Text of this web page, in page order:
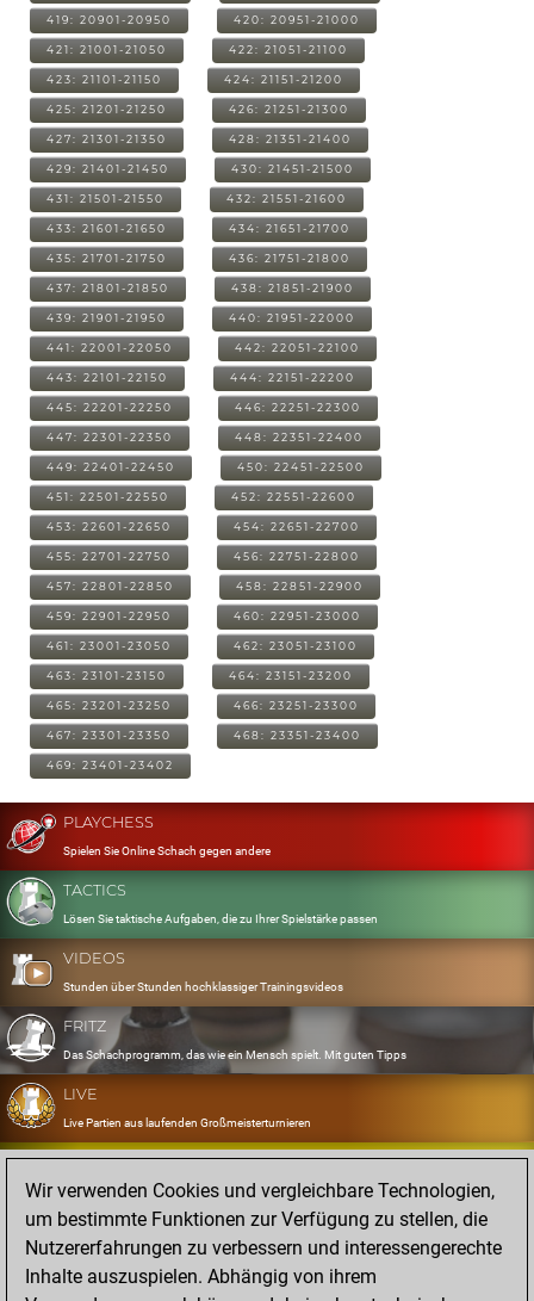
419: 20901-20950 420: 20951-21000
421: 21001-21050 422: 21051-21100
423: 21101-21150 424: 21151-21200
425: 21201-21250 426: 21251-21300
427: 21301-21350 428: 21351-21400
429: 21401-21450 430: 21451-21500
431: 21501-21550 432: 21551-21600
433: 21601-21650 434: 21651-21700
435: 21701-21750 436: 21751-21800
437: 21801-21850 438: 21851-21900
439: 21901-21950 440: 21951-22000
441: 22001-22050 442: 22051-22100
443: 22101-22150 444: 22151-22200
445: 22201-22250 446: 22251-22300
447: 22301-22350 448: 22351-22400
449: 22401-22450 450: 22451-22500
451: 22501-22550 452: 22551-22600
453: 22601-22650 454: 22651-22700
455: 22701-22750 456: 22751-22800
457: 22801-22850 458: 22851-22900
459: 22901-22950 460: 22951-23000
461: 23001-23050 462: 23051-23100
463: 23101-23150 464: 23151-23200
465: 23201-23250 466: 23251-23300
467: 23301-23350 468: 23351-23400
469: 23401-23402
PLAYCHESS
Spielen Sie Online Schach gegen andere
TACTICS
Lösen Sie taktische Aufgaben, die zu Ihrer Spielstärke passen
VIDEOS
Stunden über Stunden hochklassiger Trainingsvideos
FRITZ
Das Schachprogramm, das wie ein Mensch spielt. Mit guten Tipps
LIVE
Live Partien aus laufenden Großmeisterturnieren
OPENINGS
Erfassen und Üben Sie Ihr Eröffnungsrepertoire
DATABASE
Acht Millionen starke Partien
Wir verwenden Cookies und vergleichbare Technologien,
um bestimmte Funktionen zur Verfügung zu stellen, die
Nutzererfahrungen zu verbessern und interessengerechte
Inhalte auszuspielen. Abhängig von ihrem